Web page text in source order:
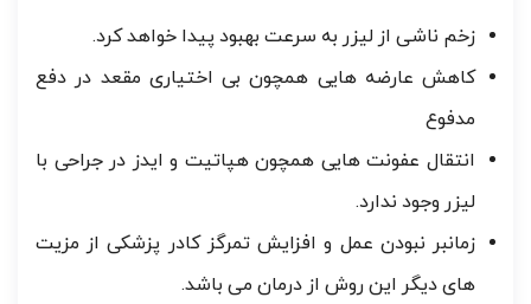
زخم ناشی از لیزر به سرعت بهبود پیدا خواهد کرد.
کاهش عارضه هایی همچون بی اختیاری مقعد در دفع
مدفوع
انتقال عفونت هایی همچون هپاتیت و ایدز در جراحی با
لیزر وجود ندارد.
زمانبر نبودن عمل و افزایش تمرگز کادر پزشکی از مزیت
های دیگر این روش از درمان می باشد.